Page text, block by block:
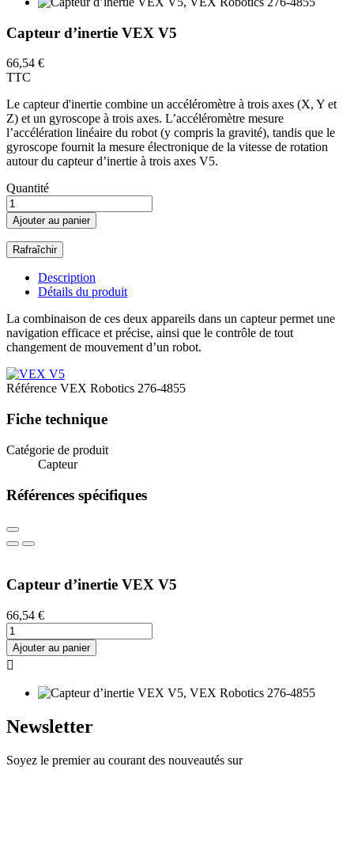
Capteur d’inertie VEX V5
66,54 €
TTC
Le capteur d'inertie combine un accéléromètre à trois axes (X, Y et
Z) et un gyroscope à trois axes. L’accéléromètre mesure
l’accélération linéaire du robot (y compris la gravité), tandis que le
gyroscope fournit la mesure électronique de la vitesse de rotation
autour du capteur d’inertie à trois axes V5.
Quantité
Ajouter au panier
Description
Détails du produit
La combinaison de ces deux appareils dans un capteur permet une
navigation efficace et précise, ainsi que le contrôle de tout
changement de mouvement d’un robot.
Référence VEX Robotics 276-4855
Fiche technique
Catégorie de produit
Capteur
Références spécifiques
Capteur d’inertie VEX V5
66,54 €
Ajouter au panier

Newsletter
Soyez le premier au courant des nouveautés sur